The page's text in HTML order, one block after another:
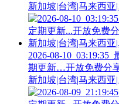
新加坡|台湾|马来西
2026-08-
期更新…开放免费分
新加坡|台湾|马来西